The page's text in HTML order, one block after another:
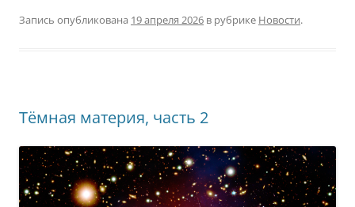
Запись опубликована 19 апреля 2026 в рубрике Новости.
Тёмная материя, часть 2